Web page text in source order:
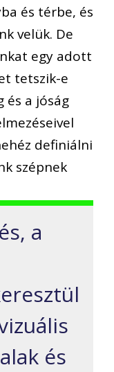
és térbe, és
velük. De
egy adott
tetszik-e
és a jóság
definiálni
szépnek
a
és